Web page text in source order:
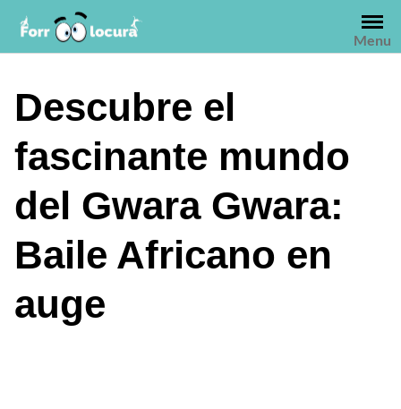
contenido
Menu
Descubre el
fascinante mundo
del Gwara Gwara:
Baile Africano en
auge